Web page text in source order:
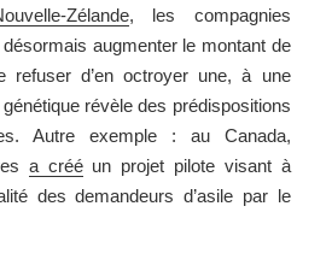
Zélande, les compagnies
augmenter le montant de
refuser d’en octroyer une, à une
révèle des prédispositions
Autre exemple : au Canada,
a crééun projet pilote visant à
des demandeurs d’asile par le